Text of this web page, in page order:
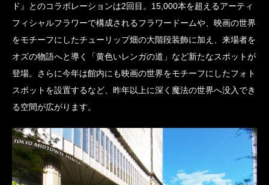
ド』とのコラボレーションは2回目。15,000本を超えるアーティ
フィシャルフラワーで構成されるフラワードームや、映画の世界
をモチーフにしたチューリップ畑の大階段装飾に加え、来場者を
オズの物語へと導く「黄色いレンガの道」など新たなスポットが
登場。さらに今年は館内にも映画の世界をモチーフにしたフォト
スポットを設置するなど、昨年以上に深く魔法の世界へ没入でき
る空間が広がります。